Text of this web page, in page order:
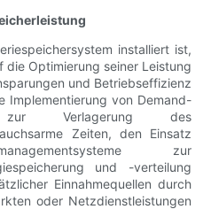
installiert ist,
die Optimierung seiner Leistung
und Betriebseffizienz
Implementierung von Demand-
zur Verlagerung des
Zeiten, den Einsatz
zur
und -verteilung
Einnahmequellen durch
oder Netzdienstleistungen